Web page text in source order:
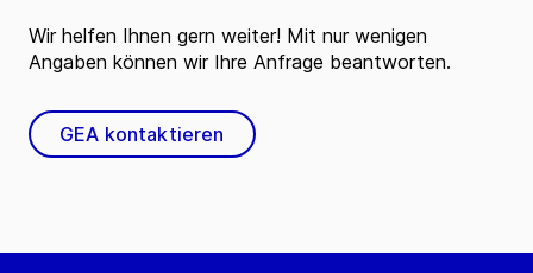
Wir helfen Ihnen gern weiter! Mit nur wenigen
Angaben können wir Ihre Anfrage beantworten.
GEA kontaktieren